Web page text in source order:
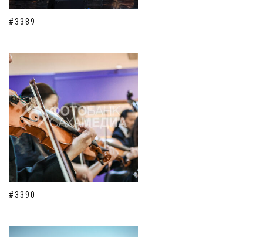
#3389
#3390